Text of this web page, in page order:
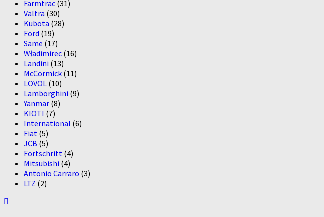
Farmtrac (31)
Valtra (30)
Kubota (28)
Ford (19)
Same (17)
Władimirec (16)
Landini (13)
McCormick (11)
LOVOL (10)
Lamborghini (9)
Yanmar (8)
KIOTI (7)
International (6)
Fiat (5)
JCB (5)
Fortschritt (4)
Mitsubishi (4)
Antonio Carraro (3)
LTZ (2)